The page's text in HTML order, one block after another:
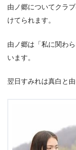
由ノ郷についてクラ
けてられます。
由ノ郷は「私に関わ
います。
翌日すみれは真白と